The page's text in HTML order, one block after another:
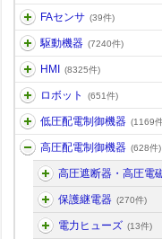
FAセンサ (39件)
駆動機器 (7240件)
HMI (8325件)
ロボット (651件)
低圧配電制御機器 (1169
高圧配電制御機器 (628件)
高圧遮断器・高圧電
保護継電器 (270件)
電力ヒューズ (13件)